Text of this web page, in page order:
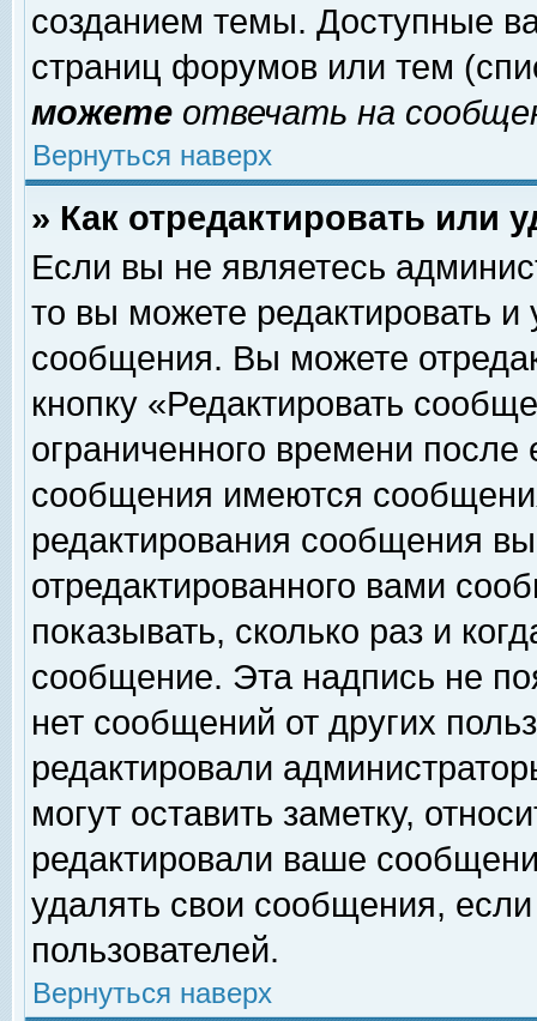
созданием темы. Доступные
страниц форумов или тем
можете отвечать на
Вернуться наверх
» Как отредактировать или
Если вы не являетесь
то вы можете редактировать и
сообщения. Вы можете
кнопку «Редактировать
ограниченного времени
сообщения имеются
редактирования сообщения
отредактированного вами
показывать, сколько раз и
сообщение. Эта надпись не
нет сообщений от других
редактировали
могут оставить заметку,
редактировали ваше
удалять свои сообщения,
пользователей.
Вернуться наверх